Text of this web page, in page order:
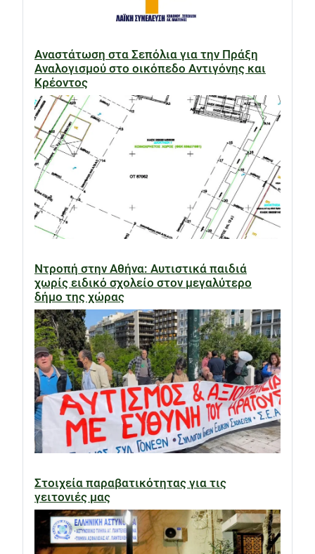
Αναστάτωση στα Σεπόλια για την Πράξη
Αναλογισμού στο οικόπεδο Αντιγόνης και
Κρέοντος
Ντροπή στην Αθήνα: Αυτιστικά παιδιά
χωρίς ειδικό σχολείο στον μεγαλύτερο
δήμο της χώρας
Στοιχεία παραβατικότητας για τις
γειτονιές μας